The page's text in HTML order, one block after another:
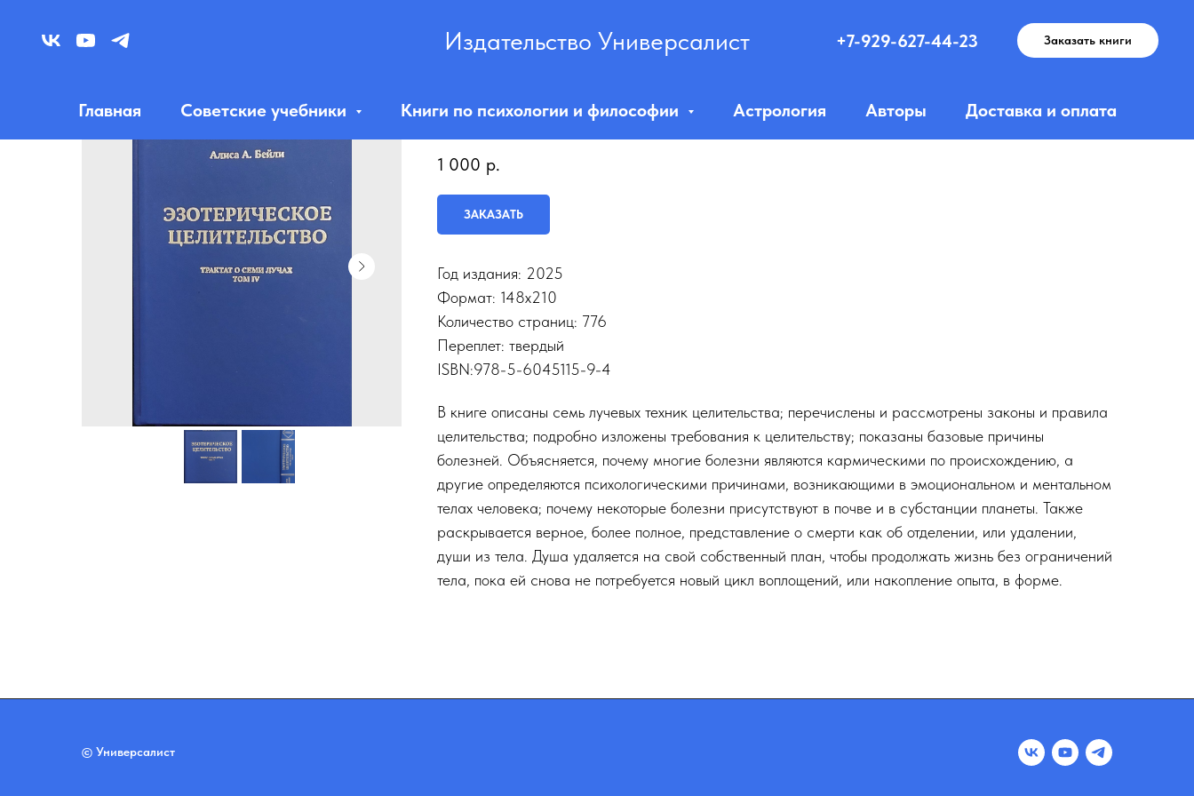
Издательство Универсалист +7-929-627-44-23 Заказать книги
Главная Советские учебники Книги по психологии и философии Астрология Авторы Доставка и оплата
Эзотерическое целительство
1 000 р.
ЗАКАЗАТЬ
Год издания: 2025
Формат: 148х210
Количество страниц: 776
Переплет: твердый
ISBN:978-5-6045115-9-4
В книге описаны семь лучевых техник целительства; перечислены и рассмотрены законы и правила
целительства; подробно изложены требования к целительству; показаны базовые причины
болезней. Объясняется, почему многие болезни являются кармическими по происхождению, а
другие определяются психологическими причинами, возникающими в эмоциональном и ментальном
телах человека; почему некоторые болезни присутствуют в почве и в субстанции планеты. Также
раскрывается верное, более полное, представление о смерти как об отделении, или удалении,
души из тела. Душа удаляется на свой собственный план, чтобы продолжать жизнь без ограничений
тела, пока ей снова не потребуется новый цикл воплощений, или накопление опыта, в форме.
© Универсалист